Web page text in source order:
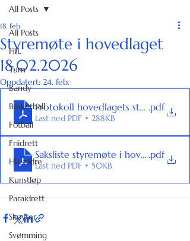
All Posts
HIL
Turn
Bandy
Basketball
Fotball
Friidrett
HIL eldre
Kunstløp
Paraidrett
Skøyter
Svømming
All Posts
Styremøte i hovedlaget
18.02.2026
18. feb.
Oppdatert: 24. feb.
Protokoll hovedlagets styremøte
.pdf
Last ned PDF • 288KB
Saksliste styremøte i hovedlaget
.pdf
Last ned PDF • 50KB